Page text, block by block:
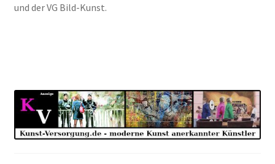
und der VG Bild-Kunst.